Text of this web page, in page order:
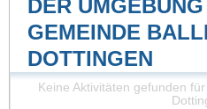
DER
GEMEINDE
DOTTINGEN
Keine Aktivitäten gefunden